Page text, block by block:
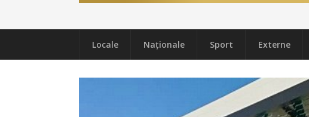
Locale Naţionale Sport Externe